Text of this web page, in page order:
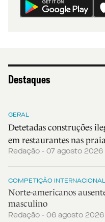
Destaques
GERAL
Detetadas construções
em restaurantes nas
Redação - 07 agosto 2026
COMPETIÇÃO INTERNACIONAL
Norte-americanos
masculino
Redação - 06 agosto 2026